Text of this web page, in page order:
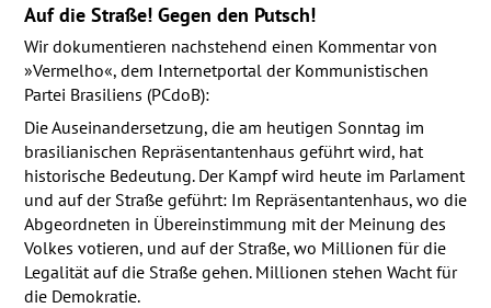
Auf die Straße! Gegen den Putsch!
Wir dokumentieren nachstehend einen Kommentar von
»Vermelho«, dem Internetportal der Kommunistischen
Partei Brasiliens (PCdoB):
Die Auseinandersetzung, die am heutigen Sonntag im
brasilianischen Repräsentantenhaus geführt wird, hat
historische Bedeutung. Der Kampf wird heute im Parlament
und auf der Straße geführt: Im Repräsentantenhaus, wo die
Abgeordneten in Übereinstimmung mit der Meinung des
Volkes votieren, und auf der Straße, wo Millionen für die
Legalität auf die Straße gehen. Millionen stehen Wacht für
die Demokratie.